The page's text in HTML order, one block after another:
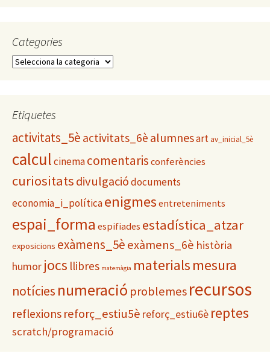
Categories
C
g
r
e
Etiquetes
activitats_5è activitats_6è alumnesart av_inicial_5è
calculcinemacomentarisconferències
curiositatsdivulgaciódocuments
economia_i_políticaenigmes entreteniments
espai_forma espifiades estadística_atzar
exposicions exàmens_5èexàmens_6è història
humor jocs llibres matemàgia materialsmesura
notícies numeració problemesrecursos
reflexions reforç_estiu5è reforç_estiu6è reptes
scratch/programació